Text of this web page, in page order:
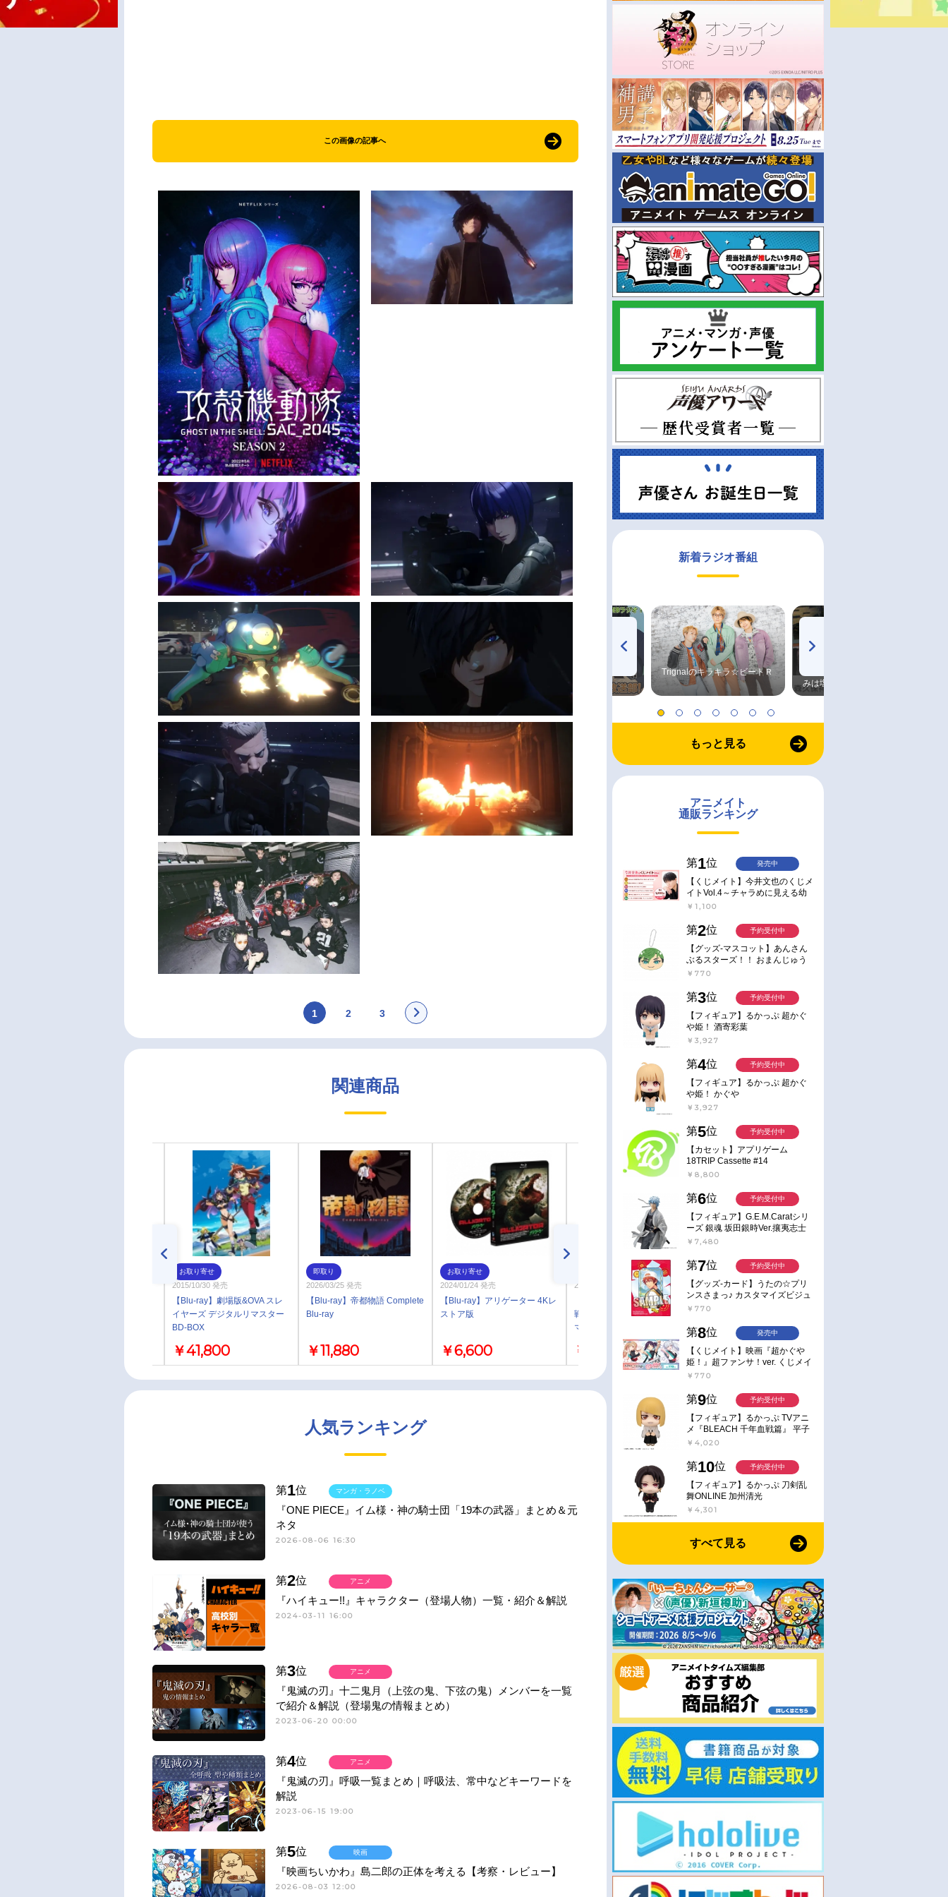
この画像の記事へ
1 2 3
関連商品
お取り寄せ
2015/10/30 発売
【Blu-ray】劇場版&OVA スレ
イヤーズ デジタルリマスター
BD-BOX
￥41,800
即取り
2026/03/25 発売
【Blu-ray】帝都物語 Complete
Blu-ray
￥11,880
お取り寄せ
2024/01/24 発売
【Blu-ray】アリゲーター 4Kレ
ストア版
￥6,600
2024/03/27 発売
【Blu-ray】劇場版 さらば宇宙
戦艦ヤマト 愛の戦士たち 4Kリ
マスター
￥11,000
通常
2023/05/26 発売
【Blu-ray】劇場版 攻殻機動隊
SAC_2045 持続可能戦争 特装
限定版
￥7,480
人気ランキング
第1位
『ONE PIECE』イム様・神の騎士団「19本の武器」まとめ＆元
ネタ
2026-08-06 16:30
マンガ・ラノベ
第2位
『ハイキュー!!』キャラクター（登場人物）一覧・紹介＆解説
2024-03-11 16:00
アニメ
第3位
『鬼滅の刃』十二鬼月（上弦の鬼、下弦の鬼）メンバーを一覧
で紹介＆解説（登場鬼の情報まとめ）
2023-06-20 00:00
アニメ
第4位
『鬼滅の刃』呼吸一覧まとめ｜呼吸法、常中などキーワードを
解説
2023-06-15 19:00
アニメ
第5位
『映画ちいかわ』島二郎の正体を考える【考察・レビュー】
2026-08-03 12:00
映画
新着ラジオ番組
TVアニメ『戦隊大失格』
radio 大直会 2nd season
Trignalのキラキラ☆ビートＲ
みは塩だけ
もっと見る
アニメイト
通販ランキング
第1位
【くじメイト】今井文也のくじメ
イトVol.4～チャラめに見える幼
馴染、実は一途で独占欲が強いん
￥1,100
発売中
第2位
【グッズ-マスコット】あんさん
ぶるスターズ！！ おまんじゅう
にぎにぎマスコット ねくすと2
￥770
予約受付中
第3位
【フィギュア】るかっぷ 超かぐ
や姫！ 酒寄彩葉
￥3,927
予約受付中
第4位
【フィギュア】るかっぷ 超かぐ
や姫！ かぐや
￥3,927
予約受付中
第5位
【カセット】アプリゲーム
18TRIP Cassette #14
￥8,800
予約受付中
第6位
【フィギュア】G.E.M.Caratシリ
ーズ 銀魂 坂田銀時Ver.攘夷志士
完成品フィギュア
￥7,480
予約受付中
第7位
【グッズ-カード】うたの☆プリ
ンスさまっ♪ カスタマイズビジュ
アルカードコレクション Best
￥770
予約受付中
第8位
【くじメイト】映画『超かぐや
姫！』超ファンサ！ver. くじメイ
ト
￥770
発売中
第9位
【フィギュア】るかっぷ TVアニ
メ『BLEACH 千年血戦篇』 平子
真子
￥4,020
予約受付中
第10位
【フィギュア】るかっぷ 刀剣乱
舞ONLINE 加州清光
￥4,301
予約受付中
すべて見る